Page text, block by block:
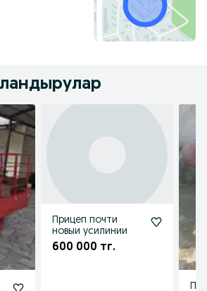
Прицеп почти
новыи усилинии
600 000 тг.